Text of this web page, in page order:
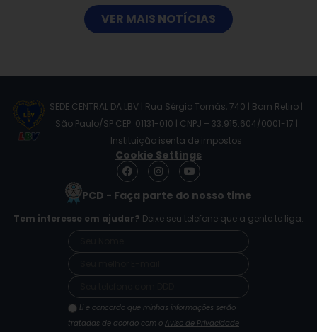
VER MAIS NOTÍCIAS
SEDE CENTRAL DA LBV | Rua Sérgio Tomás, 740 | Bom Retiro |
São Paulo/SP CEP: 01131-010 | CNPJ – 33.915.604/0001-17 |
Instituição isenta de impostos
Cookie Settings
F
a
e
o
o
I
n
s
t
g
r
m
Y
o
t
b
e
PCD - Faça parte do nosso time
Tem interesse em ajudar? Deixe seu telefone que a gente te liga.
Li e concordo que minhas informações serão
tratadas de acordo com o Aviso de Privacidade